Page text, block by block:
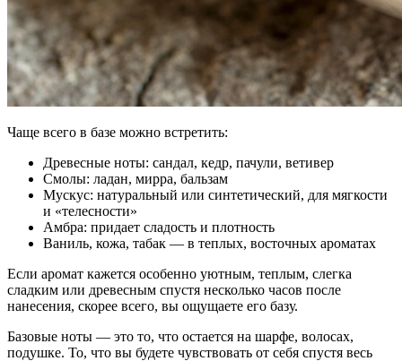
Чаще всего в базе можно встретить:
Древесные ноты: сандал, кедр, пачули, ветивер
Смолы: ладан, мирра, бальзам
Мускус: натуральный или синтетический, для мягкости
и «телесности»
Амбра: придает сладость и плотность
Ваниль, кожа, табак — в теплых, восточных ароматах
Если аромат кажется особенно уютным, теплым, слегка
сладким или древесным спустя несколько часов после
нанесения, скорее всего, вы ощущаете его базу.
Базовые ноты — это то, что остается на шарфе, волосах,
подушке. То, что вы будете чувствовать от себя спустя весь